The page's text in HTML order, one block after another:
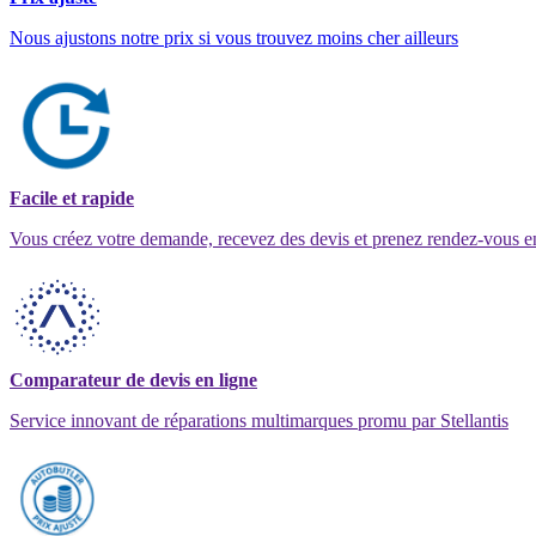
Nous ajustons notre prix si vous trouvez moins cher ailleurs
Facile et rapide
Vous créez votre demande, recevez des devis et prenez rendez-vous
Comparateur de devis en ligne
Service innovant de réparations multimarques promu par Stellantis